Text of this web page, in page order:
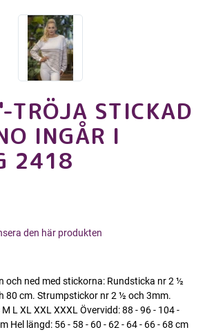
TRÖJA STICKAD
INGÅR I
2418
den här produkten
och ned med stickorna: Rundsticka nr 2 ½
80 cm. Strumpstickor nr 2 ½ och 3mm.
L XL XXL XXXL Övervidd: 88 - 96 - 104 -
Hel längd: 56 - 58 - 60 - 62 - 64 - 66 - 68 cm